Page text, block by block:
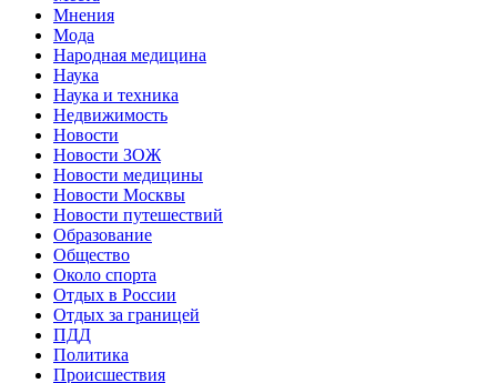
Мнения
Мода
Народная медицина
Наука
Наука и техника
Недвижимость
Новости
Новости ЗОЖ
Новости медицины
Новости Москвы
Новости путешествий
Образование
Общество
Около спорта
Отдых в России
Отдых за границей
ПДД
Политика
Происшествия